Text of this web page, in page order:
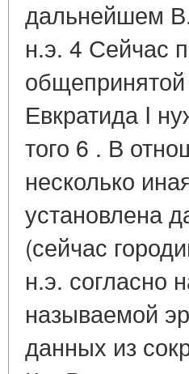
дальнейшем
н.э. 4 Сейчас
Евкратида I
того 6 . В
несколько
установлена
(сейчас
н.э. согласно
называемой
данных из